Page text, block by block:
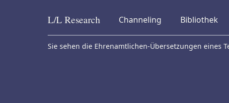
Skip to content
L/L Research Channeling Bibliothek
Sie sehen die Ehrenamtlichen-Übersetzungen eines